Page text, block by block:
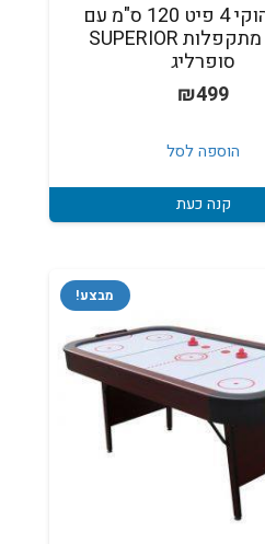
שולחן הוקי 4 פיט 120 ס"מ עם
רגליים מתקפלות SUPERIOR
סופרליג
₪499
הוספה לסל
קנה כעת
מבצע!